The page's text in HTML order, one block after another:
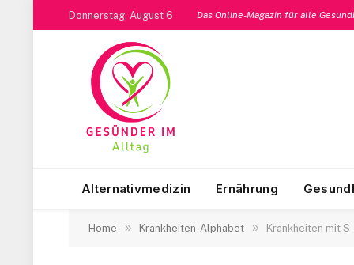
Donnerstag, August 6 Das Online-Magazin für alle
Alternativmedizin Ernährung
Home » Krankheiten-Alphabet » Krankheiten mit S